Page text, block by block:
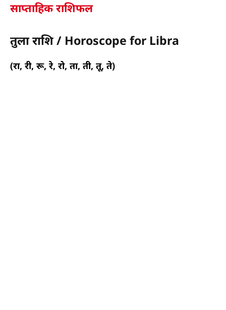
साप्ताहिक राशिफल
तुला राशि / Horoscope for Libra
(रा, री, रू, रे, रो, ता, ती, तू, ते)